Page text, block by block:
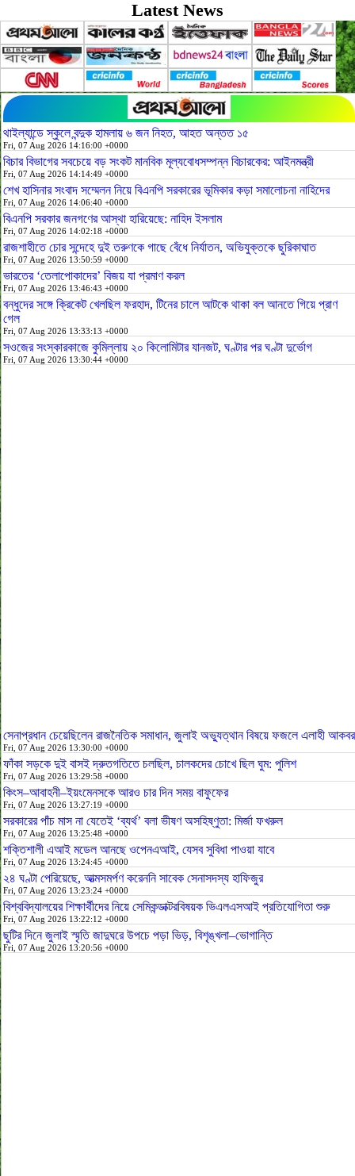
Latest News
থাইল্যান্ডে স্কুলে বন্দুক হামলায় ৬ জন নিহত, আহত অন্তত ১৫
Fri, 07 Aug 2026 14:16:00 +0000
বিচার বিভাগের সবচেয়ে বড় সংকট মানবিক মূল্যবোধসম্পন্ন বিচারকের: আইনমন্ত্রী
Fri, 07 Aug 2026 14:14:49 +0000
শেখ হাসিনার সংবাদ সম্মেলন নিয়ে বিএনপি সরকারের ভূমিকার কড়া সমালোচনা নাহিদের
Fri, 07 Aug 2026 14:06:40 +0000
বিএনপি সরকার জনগণের আস্থা হারিয়েছে: নাহিদ ইসলাম
Fri, 07 Aug 2026 14:02:18 +0000
রাজশাহীতে চোর সন্দেহে দুই তরুণকে গাছে বেঁধে নির্যাতন, অভিযুক্তকে ছুরিকাঘাত
Fri, 07 Aug 2026 13:50:59 +0000
ভারতের ‘তেলাপোকাদের’ বিজয় যা প্রমাণ করল
Fri, 07 Aug 2026 13:46:43 +0000
বন্ধুদের সঙ্গে ক্রিকেট খেলছিল ফরহাদ, টিনের চালে আটকে থাকা বল আনতে গিয়ে প্রাণ
গেল
Fri, 07 Aug 2026 13:33:13 +0000
সওজের সংস্কারকাজে কুমিল্লায় ২০ কিলোমিটার যানজট, ঘণ্টার পর ঘণ্টা দুর্ভোগ
Fri, 07 Aug 2026 13:30:44 +0000
সেনাপ্রধান চেয়েছিলেন রাজনৈতিক সমাধান, জুলাই অভ্যুত্থান বিষয়ে ফজলে এলাহী আকবর
Fri, 07 Aug 2026 13:30:00 +0000
ফাঁকা সড়কে দুই বাসই দ্রুতগতিতে চলছিল, চালকদের চোখে ছিল ঘুম: পুলিশ
Fri, 07 Aug 2026 13:29:58 +0000
কিংস–আবাহনী–ইয়ংমেনসকে আরও চার দিন সময় বাফুফের
Fri, 07 Aug 2026 13:27:19 +0000
সরকারের পাঁচ মাস না যেতেই ‘ব্যর্থ’ বলা ভীষণ অসহিষ্ণুতা: মির্জা ফখরুল
Fri, 07 Aug 2026 13:25:48 +0000
শক্তিশালী এআই মডেল আনছে ওপেনএআই, যেসব সুবিধা পাওয়া যাবে
Fri, 07 Aug 2026 13:24:45 +0000
২৪ ঘণ্টা পেরিয়েছে, আত্মসমর্পণ করেননি সাবেক সেনাসদস্য হাফিজুর
Fri, 07 Aug 2026 13:23:24 +0000
বিশ্ববিদ্যালয়ের শিক্ষার্থীদের নিয়ে সেমিকন্ডাক্টরবিষয়ক ভিএলএসআই প্রতিযোগিতা শুরু
Fri, 07 Aug 2026 13:22:12 +0000
ছুটির দিনে জুলাই স্মৃতি জাদুঘরে উপচে পড়া ভিড়, বিশৃঙ্খলা–ভোগান্তি
Fri, 07 Aug 2026 13:20:56 +0000